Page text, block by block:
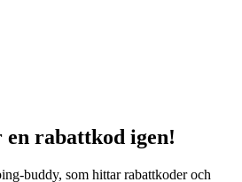
rabattkod igen!
buddy, som hittar rabattkoder och